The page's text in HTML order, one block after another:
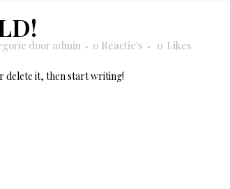
door admin 0 Reactie's 0 Likes
delete it, then start writing!